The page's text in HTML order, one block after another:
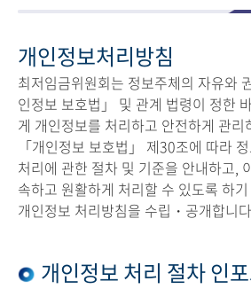
개인정보처리방침
최저임금위원회는 정보주체의 자유와
인정보 보호법」 및 관계 법령이 정한
게 개인정보를 처리하고 안전하게 관리
「개인정보 보호법」 제30조에 따라
처리에 관한 절차 및 기준을 안내하고,
속하고 원활하게 처리할 수 있도록 하
개인정보 처리방침을 수립・공개합니
개인정보 처리 절차 인